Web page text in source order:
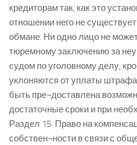
кредиторам так, как это
отношении него не
обмане. Ни одно лицо не
тюремному заключению за
судом по уголовному делу,
уклоняются от уплаты
быть пре¬доставлена
достаточные сроки и при
Раздел 15. Право на
собствен¬ности в связи с